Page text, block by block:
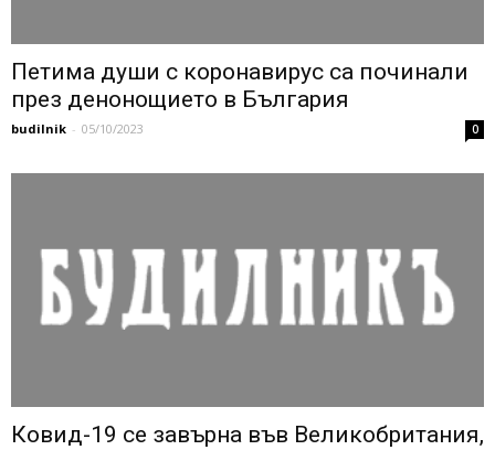
Петима души с коронавирус са починали
през денонощието в България
budilnik - 05/10/2023 0
Ковид-19 се завърна във Великобритания,